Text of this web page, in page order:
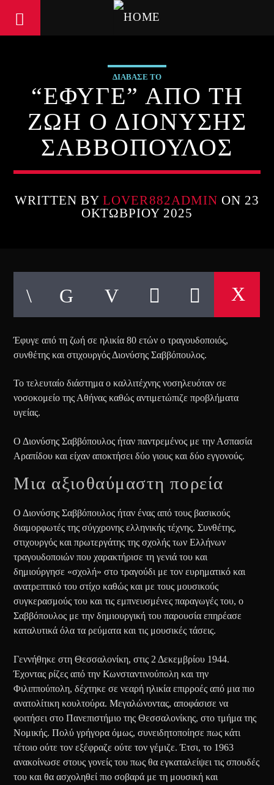
ΔΙΑΒΑΣΕ ΤΟ
“ΕΦΥΓΕ” ΑΠΟ ΤΗ
ΖΩΗ Ο ΔΙΟΝΥΣΗΣ
ΣΑΒΒΟΠΟΥΛΟΣ
WRITTEN BYLOVER882ADMIN ON 23
ΟΚΤΩΒΡΊΟΥ 2025
Έφυγε από τη ζωή σε ηλικία 80 ετών ο τραγουδοποιός,
συνθέτης και στιχουργός Διονύσης Σαββόπουλος.
Το τελευταίο διάστημα ο καλλιτέχνης νοσηλευόταν σε
νοσοκομείο της Αθήνας καθώς αντιμετώπιζε προβλήματα
υγείας.
Ο Διονύσης Σαββόπουλος ήταν παντρεμένος με την Ασπασία
Αραπίδoυ και είχαν αποκτήσει δύο γιους και δύο εγγονούς.
Μια αξιοθαύμαστη πορεία
Ο Διονύσης Σαββόπουλος ήταν ένας από τους βασικούς
διαμορφωτές της σύγχρονης ελληνικής τέχνης. Συνθέτης,
στιχουργός και πρωτεργάτης της σχολής των Ελλήνων
τραγουδοποιών που χαρακτήρισε τη γενιά του και
δημιούργησε «σχολή» στο τραγούδι με τον ευρηματικό και
ανατρεπτικό του στίχο καθώς και με τους μουσικούς
συγκερασμούς του και τις εμπνευσμένες παραγωγές του, ο
Σαββόπουλος με την δημιουργική του παρουσία επηρέασε
καταλυτικά όλα τα ρεύματα και τις μουσικές τάσεις.
Γεννήθηκε στη Θεσσαλονίκη, στις 2 Δεκεμβρίου 1944.
Έχοντας ρίζες από την Κωνσταντινούπολη και την
Φιλιππούπολη, δέχτηκε σε νεαρή ηλικία επιρροές από μια πιο
ανατολίτικη κουλτούρα. Μεγαλώνοντας, αποφάσισε να
φοιτήσει στο Πανεπιστήμιο της Θεσσαλονίκης, στο τμήμα της
Νομικής. Πολύ γρήγορα όμως, συνειδητοποίησε πως κάτι
τέτοιο ούτε τον εξέφραζε ούτε τον γέμιζε. Έτσι, το 1963
ανακοίνωσε στους γονείς του πως θα εγκαταλείψει τις σπουδές
του και θα ασχοληθεί πιο σοβαρά με τη μουσική και